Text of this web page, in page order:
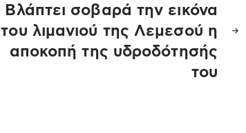
Βλάπτει σοβαρά την εικόνα
του λιμανιού της Λεμεσού η
αποκοπή της υδροδότησής
του